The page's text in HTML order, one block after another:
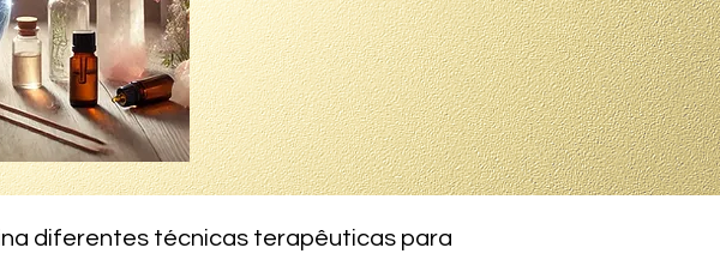
diferentes técnicas terapêuticas para